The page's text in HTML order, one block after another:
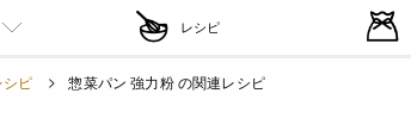
レシピ
ピ 惣菜パン 強力粉 の関連レシピ